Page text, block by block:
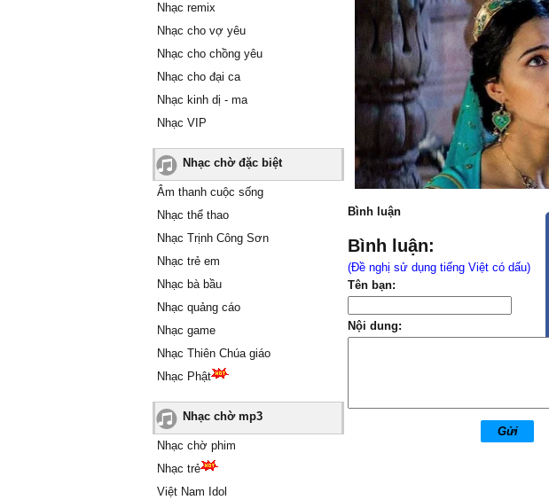
Nhạc remix
Nhạc cho vợ yêu
Nhạc cho chồng yêu
Nhạc cho đại ca
Nhạc kinh dị - ma
Nhạc VIP
Nhạc chờ đặc biệt
Âm thanh cuộc sống
Nhạc thể thao
Nhạc Trịnh Công Sơn
Nhạc trẻ em
Nhạc bà bầu
Nhạc quảng cáo
Nhạc game
Nhạc Thiên Chúa giáo
Nhạc Phật
Nhạc chờ mp3
Nhạc chờ phim
Nhạc trẻ
Việt Nam Idol
Bình luận
Bình luận:
(Đề nghị sử dụng tiếng Việt có dấu)
Tên bạn:
Nội dung: